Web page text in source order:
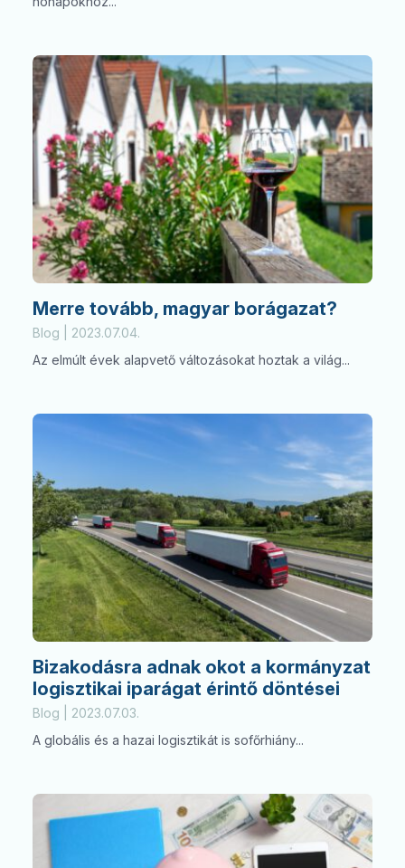
Merre tovább, magyar borágazat?
Blog | 2023.07.04.
Az elmúlt évek alapvető változásokat hoztak a világ...
Bizakodásra adnak okot a kormányzat
logisztikai iparágat érintő döntései
Blog | 2023.07.03.
A globális és a hazai logisztikát is sofőrhiány...